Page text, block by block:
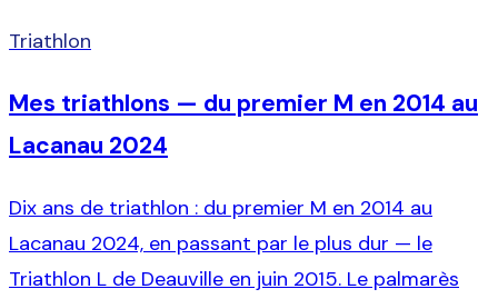
Triathlon
Mes triathlons — du premier M en 2014 au
Lacanau 2024
Dix ans de triathlon : du premier M en 2014 au
Lacanau 2024, en passant par le plus dur — le
Triathlon L de Deauville en juin 2015. Le palmarès